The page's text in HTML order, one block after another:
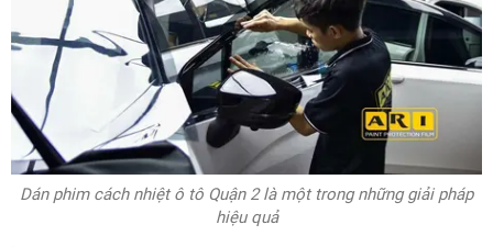
Dán phim cách nhiệt ô tô Quận 2 là một trong những giải pháp
hiệu quả